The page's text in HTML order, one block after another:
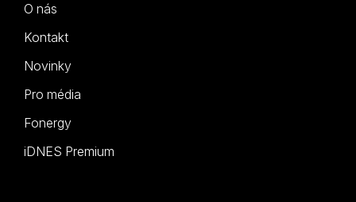
O nás
Kontakt
Novinky
Pro média
Fonergy
iDNES Premium